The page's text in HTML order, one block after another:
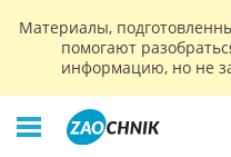
Материалы,
помогают
информацию, но не